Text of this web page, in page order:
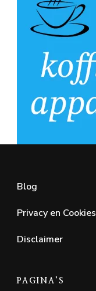
Blog
Privacy en Cookies
Disclaimer
PAGINA’S